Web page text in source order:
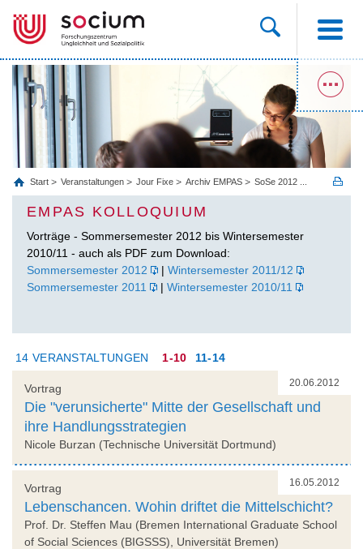
Start Veranstaltungen Jour Fixe Archiv EMPAS SoSe 2012 ...
EMPAS KOLLOQUIUM
Vorträge - Sommersemester 2012 bis Wintersemester
2010/11 - auch als PDF zum Download:
Sommersemester 2012
| Wintersemester 2011/12
Sommersemester 2011
| Wintersemester 2010/11
14 VERANSTALTUNGEN 1-10 11-14
20.06.2012
Vortrag
Die "verunsicherte" Mitte der Gesellschaft und
ihre Handlungsstrategien
Nicole Burzan (Technische Universität Dortmund)
16.05.2012
Vortrag
Lebenschancen. Wohin driftet die Mittelschicht?
Prof. Dr. Steffen Mau (Bremen International Graduate School
of Social Sciences (BIGSSS), Universität Bremen)